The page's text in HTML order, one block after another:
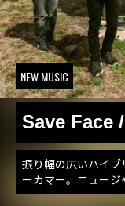
NEW MUSIC
Save Face
振り幅の広いハイブ
ーカマー。ニュージ